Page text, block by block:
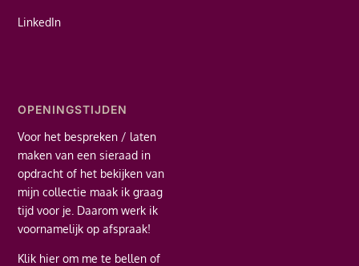
LinkedIn
OPENINGSTIJDEN
Voor het bespreken / laten
maken van een sieraad in
opdracht of het bekijken van
mijn collectie maak ik graag
tijd voor je. Daarom werk ik
voornamelijk op afspraak!
Klik hier om me te bellen of